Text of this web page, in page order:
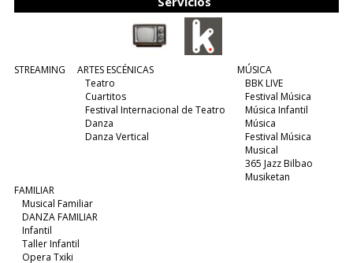
STREAMING
ARTES ESCÉNICAS
Teatro
Cuartitos
Festival Internacional de Teatro
Danza
Danza Vertical
MÚSICA
BBK LIVE
Festival Música
Música Infantil
Música
Festival Música
Musical
365 Jazz Bilbao
Musiketan
FAMILIAR
Musical Familiar
DANZA FAMILIAR
Infantil
Taller Infantil
Opera Txiki